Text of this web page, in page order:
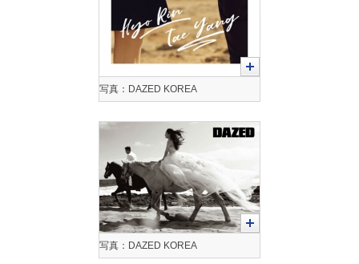
写真：DAZED KOREA
写真：DAZED KOREA